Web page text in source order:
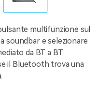
multifunzione sul
soundbar e selezionare
da BT a BT
il Bluetooth trova una